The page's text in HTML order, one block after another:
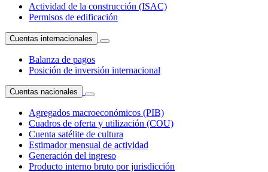
Actividad de la construcción (ISAC)
Permisos de edificación
Cuentas internacionales
Balanza de pagos
Posición de inversión internacional
Cuentas nacionales
Agregados macroeconómicos (PIB)
Cuadros de oferta y utilización (COU)
Cuenta satélite de cultura
Estimador mensual de actividad
Generación del ingreso
Producto interno bruto por jurisdicción